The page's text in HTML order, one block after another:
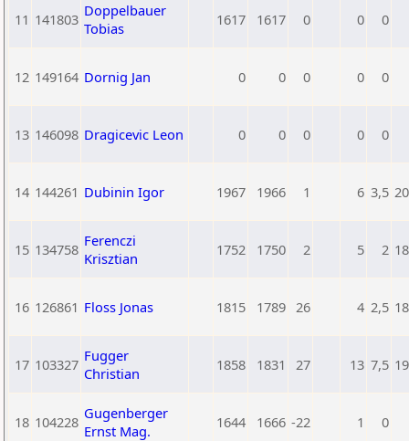
11 141803 Doppelbauer
Tobias
1617 1617 0 0 0
12 149164 Dornig Jan 0 0 0 0 0
13 146098 Dragicevic Leon 0 0 0 0 0
14 144261 Dubinin Igor 1967 1966 1 6 3,5
15 134758 Ferenczi
Krisztian
1752 1750 2 5 2
16 126861 Floss Jonas 1815 1789 26 4 2,5
17 103327 Fugger
Christian
1858 1831 27 13 7,5
18 104228 Gugenberger
Ernst Mag.
1644 1666 -22 1 0